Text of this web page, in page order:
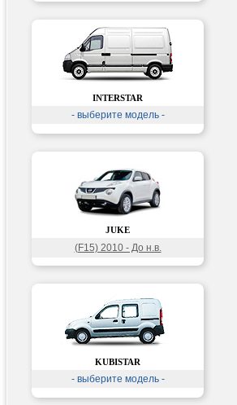
INTERSTAR
- выберите модель -
JUKE
(F15) 2010 - До н.в.
KUBISTAR
- выберите модель -